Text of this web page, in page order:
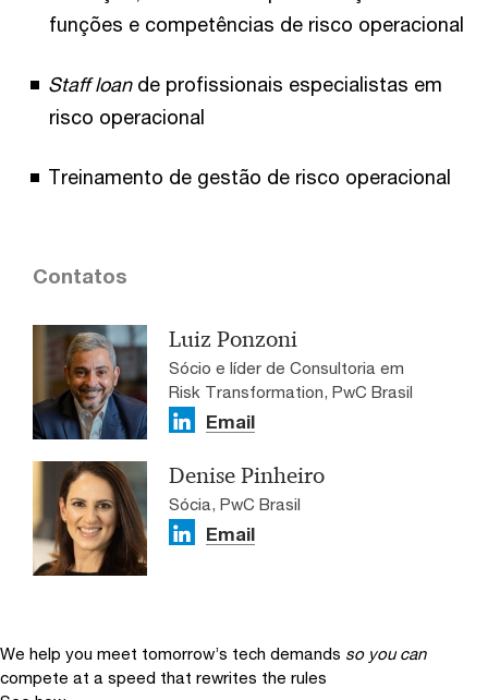
funções e competências de risco operacional
Staff loande profissionais especialistas em
risco operacional
Treinamento de gestão de risco operacional
Contatos
Luiz Ponzoni
Sócio e líder de Consultoria em
Risk Transformation, PwC Brasil
Email
Denise Pinheiro
Sócia, PwC Brasil
Email
We help you meet tomorrow’s tech demands so you can
compete at a speed that rewrites the rules